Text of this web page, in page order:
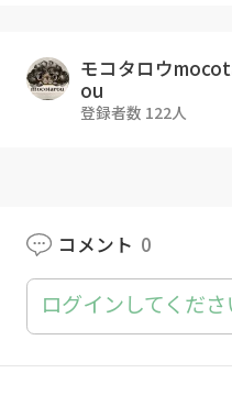
ワニブックスさんより
全国の書店、Amazon
モコタロウ
ou
登録者数 122人
コメント 0
ログインしてくださ